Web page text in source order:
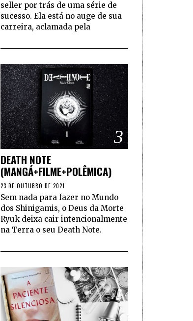
seller por trás de uma série de
sucesso. Ela está no auge de sua
carreira, aclamada pela
3
DEATH NOTE
(MANGÁ+FILME+POLÊMICA)
23 DE OUTUBRO DE 2021
Sem nada para fazer no Mundo
dos Shinigamis, o Deus da Morte
Ryuk deixa cair intencionalmente
na Terra o seu Death Note.